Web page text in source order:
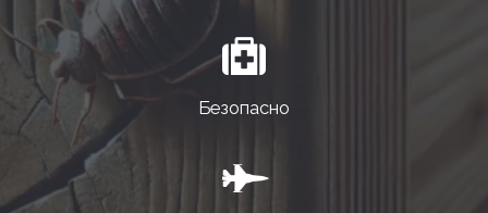
Безопасно